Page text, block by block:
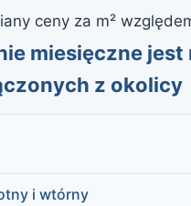
ceny za m²
miesięczne
z okolicy
i wtórny